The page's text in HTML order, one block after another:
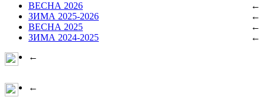
ВЕСНА 2026
←
ЗИМА 2025-2026
←
ВЕСНА 2025
←
ЗИМА 2024-2025
←
←
←